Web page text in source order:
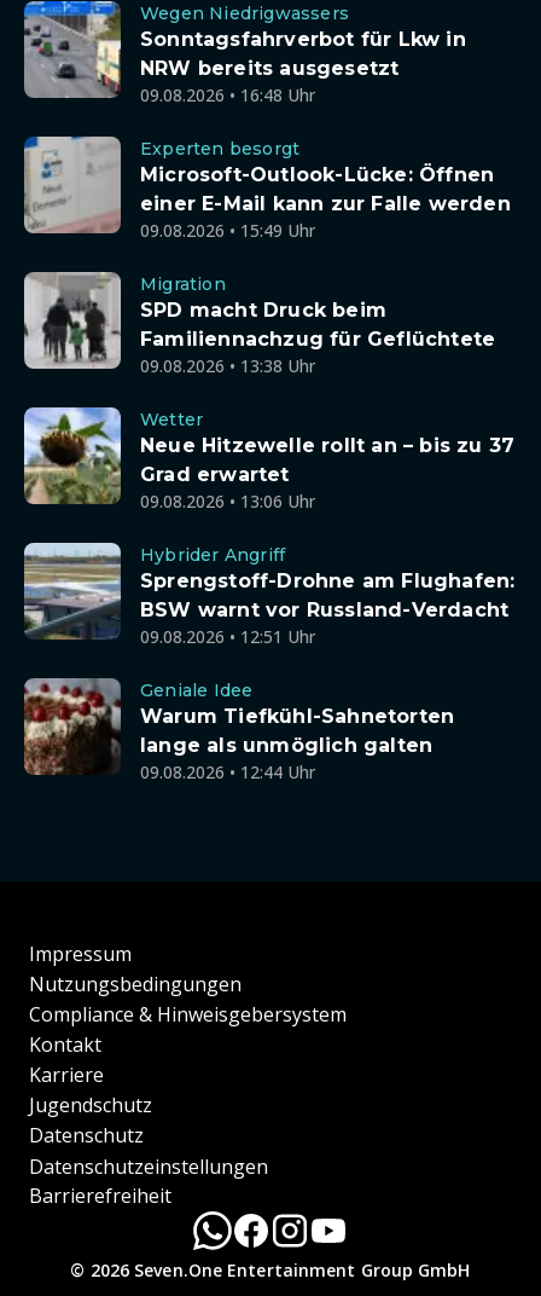
Wegen Niedrigwassers
Sonntagsfahrverbot für Lkw in
NRW bereits ausgesetzt
09.08.2026 • 16:48 Uhr
Experten besorgt
Microsoft-Outlook-Lücke: Öffnen
einer E-Mail kann zur Falle werden
09.08.2026 • 15:49 Uhr
Migration
SPD macht Druck beim
Familiennachzug für Geflüchtete
09.08.2026 • 13:38 Uhr
Wetter
Neue Hitzewelle rollt an – bis zu 37
Grad erwartet
09.08.2026 • 13:06 Uhr
Hybrider Angriff
Sprengstoff-Drohne am Flughafen:
BSW warnt vor Russland-Verdacht
09.08.2026 • 12:51 Uhr
Geniale Idee
Warum Tiefkühl-Sahnetorten
lange als unmöglich galten
09.08.2026 • 12:44 Uhr
Impressum
Nutzungsbedingungen
Compliance & Hinweisgebersystem
Kontakt
Karriere
Jugendschutz
Datenschutz
Datenschutzeinstellungen
Barrierefreiheit
© 2026 Seven.One Entertainment Group GmbH